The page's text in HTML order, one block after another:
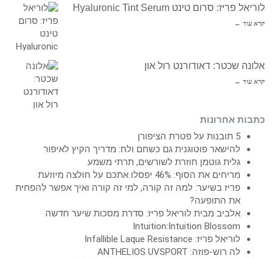
לוריאל פריז: סרום טינט Hyaluronic Tint Serum
קרא עוד ←
אלונה שכטר: דאודורנט רול און
קרא עוד ←
כתבות אחרונות
5 תובנות על פטרת הציפורן
להישאר פוטוגנית גם כשחם ולח: מדריך הקיץ לאיפור
גלית גוטמן חוזרת לשורשים, תרתי משמע
מריחים את הסוף: 46% יפסלו אתכם על חולצה מיוזעת
פריז בשיער: למה זה קורה, למי זה קורה ואיך אפשר להפחית
את התופעה?
אלביב מבית לוריאל פריז: סדרת מסכות שיער חדשה
Intuition:Intuition Blossom
לוריאל פריז: Infallible Laque Resistance
לה רוש-פוזה: ANTHELIOS UVSPORT